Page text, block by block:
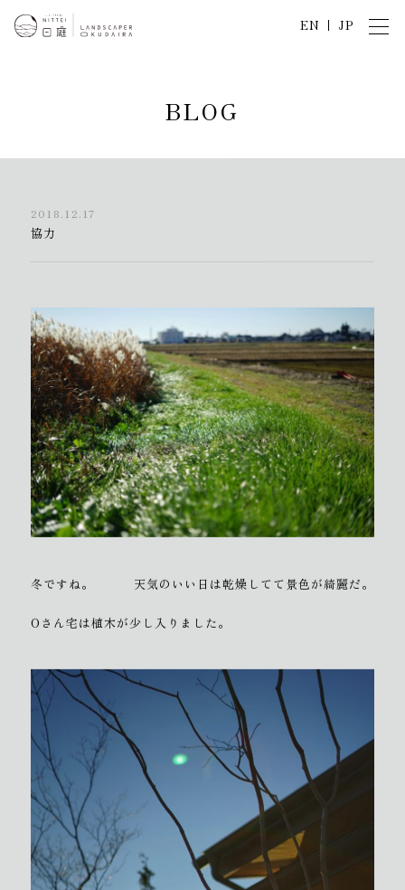
EN JP
BLOG
2018.12.17
協力
冬ですね。 天気のいい日は乾燥してて景色が綺麗だ。
Oさん宅は植木が少し入りました。